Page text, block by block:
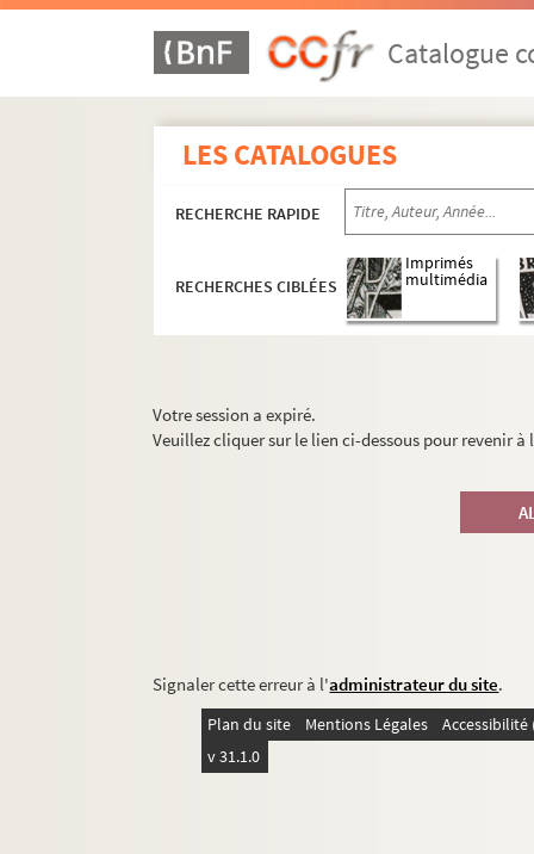
Catalogue
LES CATALOGUES
RECHERCHE RAPIDE
RECHERCHES CIBLÉES
Imprimés
multimédia
Votre session a expiré.
Veuillez cliquer sur le lien ci-dessous pour revenir
Signaler cette erreur à l'administrateur du site.
Plan du site Mentions Légales
v 31.1.0